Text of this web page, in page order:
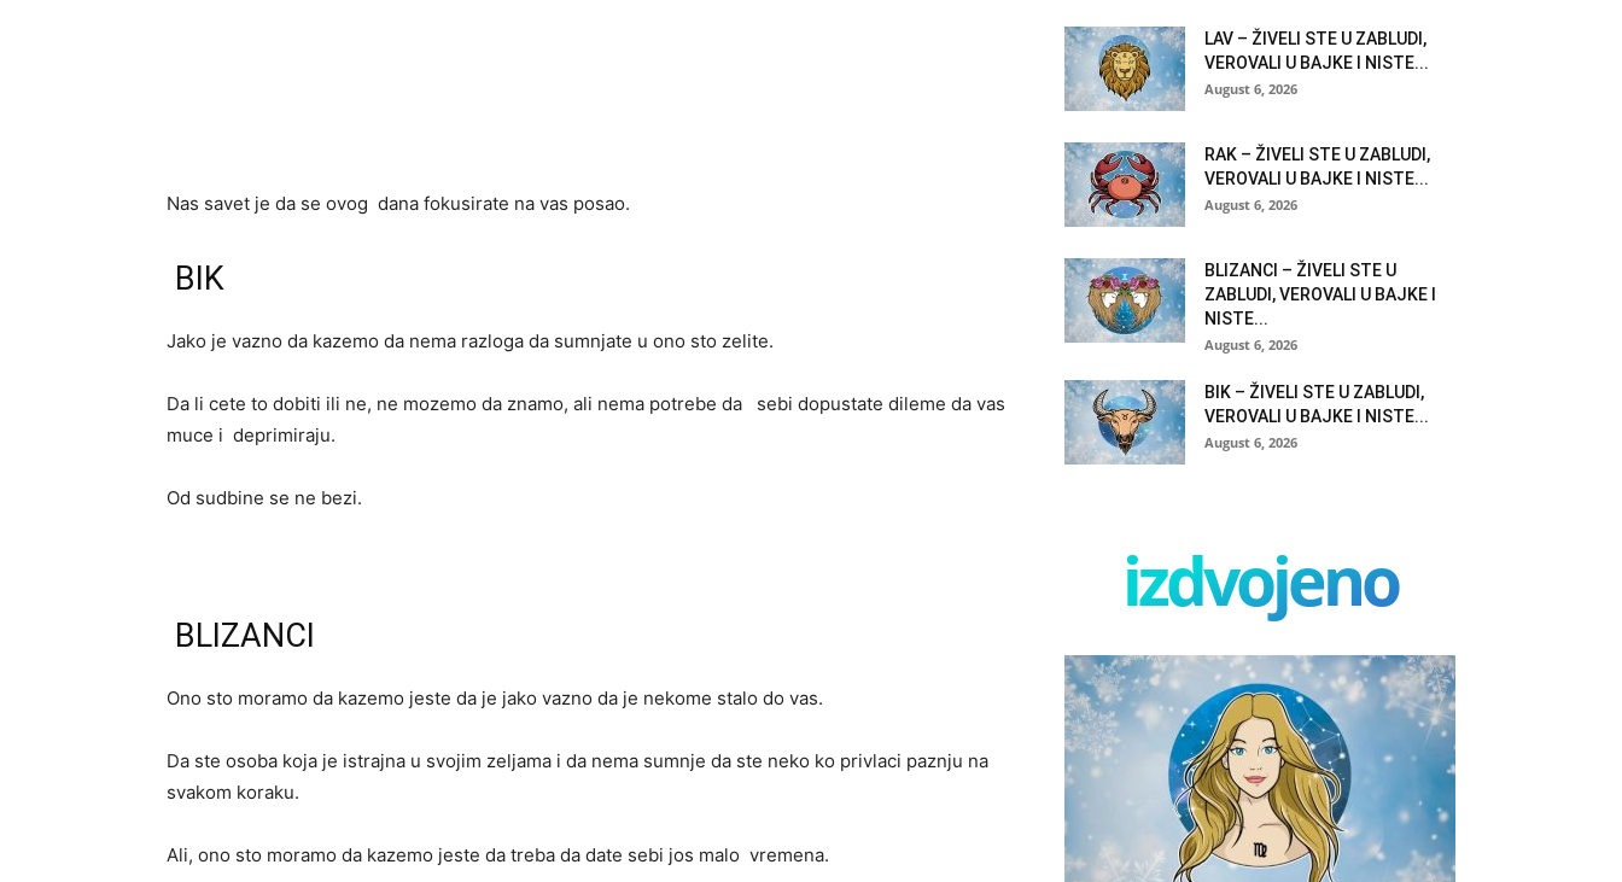
Nas savet je da se ovog dana fokusirate na vas posao.
BIK
Jako je vazno da kazemo da nema razloga da sumnjate u ono sto zelite.
Da li cete to dobiti ili ne, ne mozemo da znamo, ali nema potrebe da sebi dopustate dileme da vas
muce i deprimiraju.
Od sudbine se ne bezi.
BLIZANCI
Ono sto moramo da kazemo jeste da je jako vazno da je nekome stalo do vas.
Da ste osoba koja je istrajna u svojim zeljama i da nema sumnje da ste neko ko privlaci paznju na
svakom koraku.
Ali, ono sto moramo da kazemo jeste da treba da date sebi jos malo vremena.
LAV – ŽIVELI STE U ZABLUDI,
VEROVALI U BAJKE I NISTE...
August 6, 2026
RAK – ŽIVELI STE U ZABLUDI,
VEROVALI U BAJKE I NISTE...
August 6, 2026
BLIZANCI – ŽIVELI STE U
ZABLUDI, VEROVALI U BAJKE I
NISTE...
August 6, 2026
BIK – ŽIVELI STE U ZABLUDI,
VEROVALI U BAJKE I NISTE...
August 6, 2026
izdvojeno